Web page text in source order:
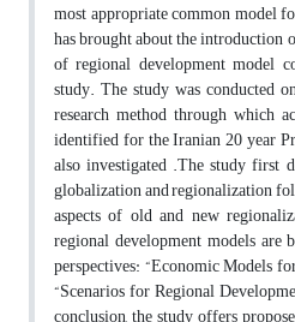
most appropriate common model
has brought about the introduction
of regional development model
study. The study was conducted
research method through which
identified for the Iranian 20 year
also investigated .The study first
globalization and regionalization
aspects of old and new
regional development models
perspectives: “Economic Models
“Scenarios for Regional